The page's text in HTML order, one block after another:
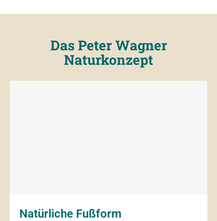
Das Peter Wagner
Naturkonzept
Natürliche Fußform